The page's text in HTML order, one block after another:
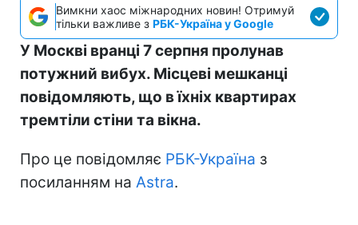
Вимкни хаос міжнародних новин! Отримуй
тільки важливе з РБК-Україна у Google
У Москві вранці 7 серпня пролунав
потужний вибух. Місцеві мешканці
повідомляють, що в їхніх квартирах
тремтіли стіни та вікна.
Про це повідомляє РБК-Україна з
посиланням на Astra.